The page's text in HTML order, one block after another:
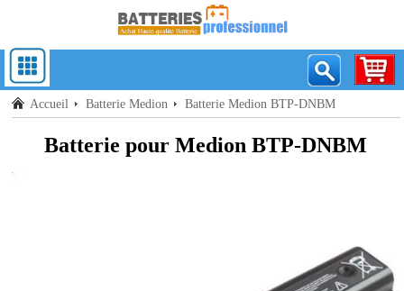
Accueil Batterie Medion Batterie Medion BTP-DNBM
Batterie pour Medion BTP-DNBM